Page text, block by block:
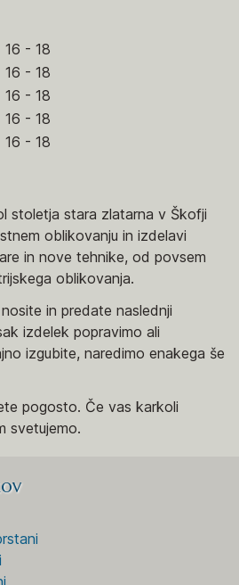
16 - 18
16 - 18
16 - 18
16 - 18
16 - 18
stoletja stara zlatarna v Škofji
oblikovanju in izdelavi
in nove tehnike, od povsem
oblikovanja.
in predate naslednji
izdelek popravimo ali
izgubite, naredimo enakega še
pogosto. Če vas karkoli
svetujemo.